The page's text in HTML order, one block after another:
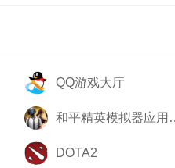
预览界面
后+副格
自动销毁​
前+主格
QQ游戏大厅
和平
DOTA2